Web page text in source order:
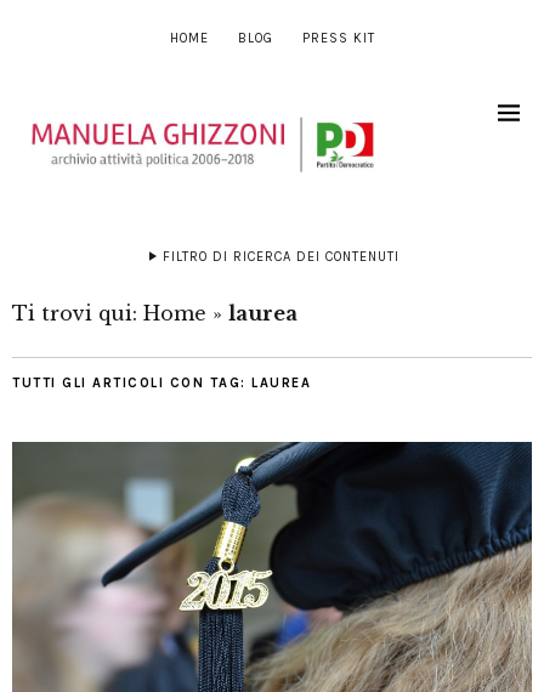
HOME BLOG PRESS KIT
FILTRO DI RICERCA DEI CONTENUTI
Ti trovi qui: Home » laurea
TUTTI GLI ARTICOLI CON TAG: LAUREA